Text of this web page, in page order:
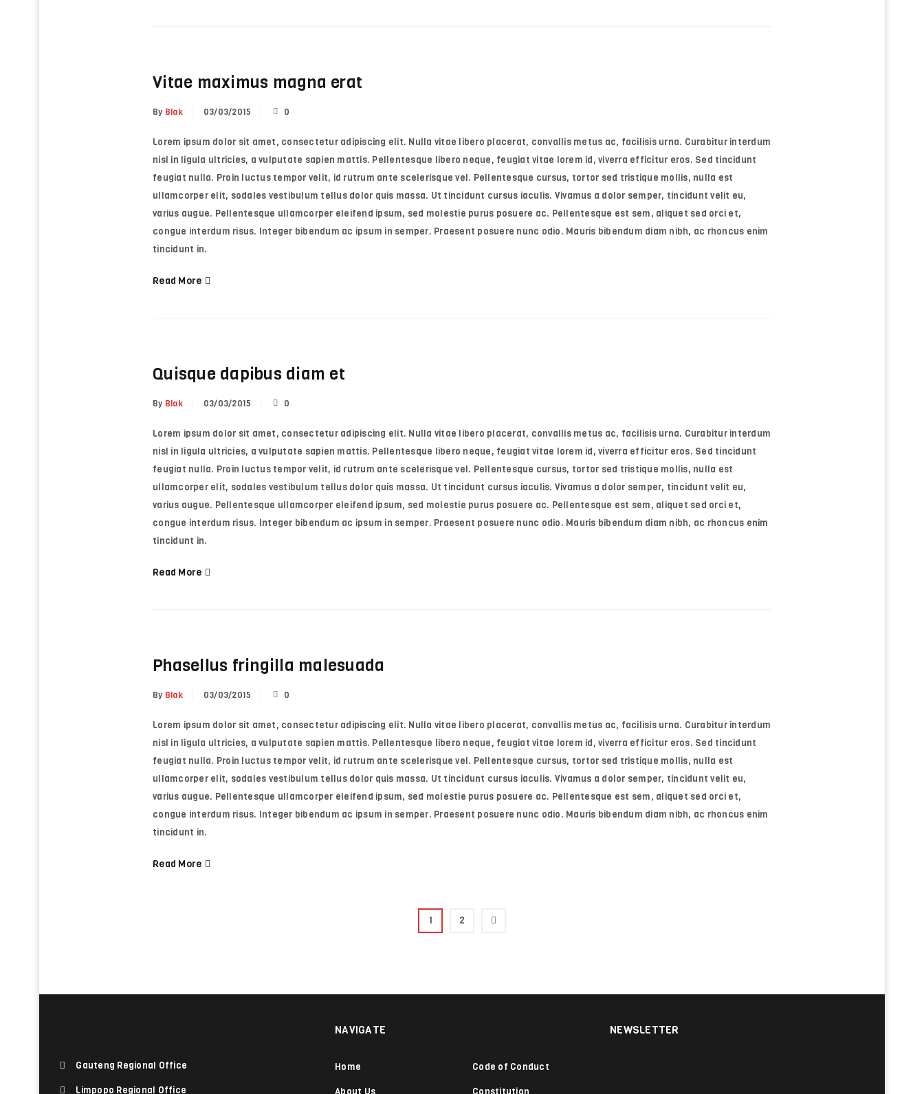
LOGIN
Username or email address *
Password*
LOST YOUR PASSWORD?
REGISTER
Email address*
Vitae maximus magna erat
By Blak 03/03/2015 0
Lorem ipsum dolor sit amet, consectetur adipiscing elit. Nulla vitae libero placerat, convallis metus ac, facilisis urna. Curabitur interdum
nisl in ligula ultricies, a vulputate sapien mattis. Pellentesque libero neque, feugiat vitae lorem id, viverra efficitur eros. Sed tincidunt
feugiat nulla. Proin luctus tempor velit, id rutrum ante scelerisque vel. Pellentesque cursus, tortor sed tristique mollis, nulla est
ullamcorper elit, sodales vestibulum tellus dolor quis massa. Ut tincidunt cursus iaculis. Vivamus a dolor semper, tincidunt velit eu,
varius augue. Pellentesque ullamcorper eleifend ipsum, sed molestie purus posuere ac. Pellentesque est sem, aliquet sed orci et,
congue interdum risus. Integer bibendum ac ipsum in semper. Praesent posuere nunc odio. Mauris bibendum diam nibh, ac rhoncus enim
tincidunt in.
Read More
Quisque dapibus diam et
By Blak 03/03/2015 0
Lorem ipsum dolor sit amet, consectetur adipiscing elit. Nulla vitae libero placerat, convallis metus ac, facilisis urna. Curabitur interdum
nisl in ligula ultricies, a vulputate sapien mattis. Pellentesque libero neque, feugiat vitae lorem id, viverra efficitur eros. Sed tincidunt
feugiat nulla. Proin luctus tempor velit, id rutrum ante scelerisque vel. Pellentesque cursus, tortor sed tristique mollis, nulla est
ullamcorper elit, sodales vestibulum tellus dolor quis massa. Ut tincidunt cursus iaculis. Vivamus a dolor semper, tincidunt velit eu,
varius augue. Pellentesque ullamcorper eleifend ipsum, sed molestie purus posuere ac. Pellentesque est sem, aliquet sed orci et,
congue interdum risus. Integer bibendum ac ipsum in semper. Praesent posuere nunc odio. Mauris bibendum diam nibh, ac rhoncus enim
tincidunt in.
Read More
Phasellus fringilla malesuada
By Blak 03/03/2015 0
Lorem ipsum dolor sit amet, consectetur adipiscing elit. Nulla vitae libero placerat, convallis metus ac, facilisis urna. Curabitur interdum
nisl in ligula ultricies, a vulputate sapien mattis. Pellentesque libero neque, feugiat vitae lorem id, viverra efficitur eros. Sed tincidunt
feugiat nulla. Proin luctus tempor velit, id rutrum ante scelerisque vel. Pellentesque cursus, tortor sed tristique mollis, nulla est
ullamcorper elit, sodales vestibulum tellus dolor quis massa. Ut tincidunt cursus iaculis. Vivamus a dolor semper, tincidunt velit eu,
varius augue. Pellentesque ullamcorper eleifend ipsum, sed molestie purus posuere ac. Pellentesque est sem, aliquet sed orci et,
congue interdum risus. Integer bibendum ac ipsum in semper. Praesent posuere nunc odio. Mauris bibendum diam nibh, ac rhoncus enim
tincidunt in.
Read More
1 2
Gauteng Regional Office
Limpopo Regional Office
NAVIGATE
Home
About Us
Code of Conduct
Constitution
NEWSLETTER